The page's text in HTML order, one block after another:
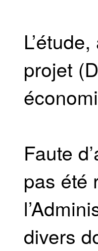
projet
Faute
pas été
divers